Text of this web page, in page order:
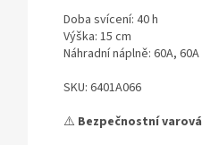
Doba svícení: 40 h
Výška: 15 cm
Náhradní náplně: 60A, 60A
SKU: 6401A066
⚠️ Bezpečnostní